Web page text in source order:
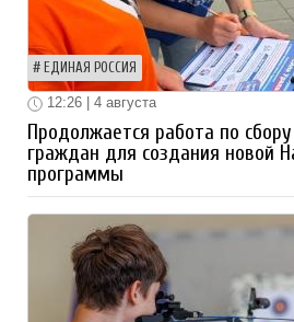
ЕДИНАЯ РОССИЯ
12:26 | 4 августа
Продолжается работа по
граждан для создания новой
программы